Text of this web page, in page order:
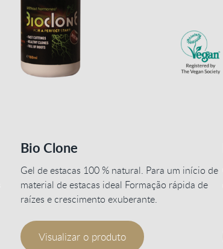
Bio Clone
Gel de estacas 100 % natural. Para um início de
material de estacas ideal Formação rápida de
raízes e crescimento exuberante.
Visualizar o produto